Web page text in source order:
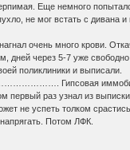
Еще немного
не мог встать с дивана
очень много крови.
дней через 5-7 уже
поликлиники и выписали.
…………………. Гипсовая
раз узнал из выписки
не успеть толком
Потом ЛФК.